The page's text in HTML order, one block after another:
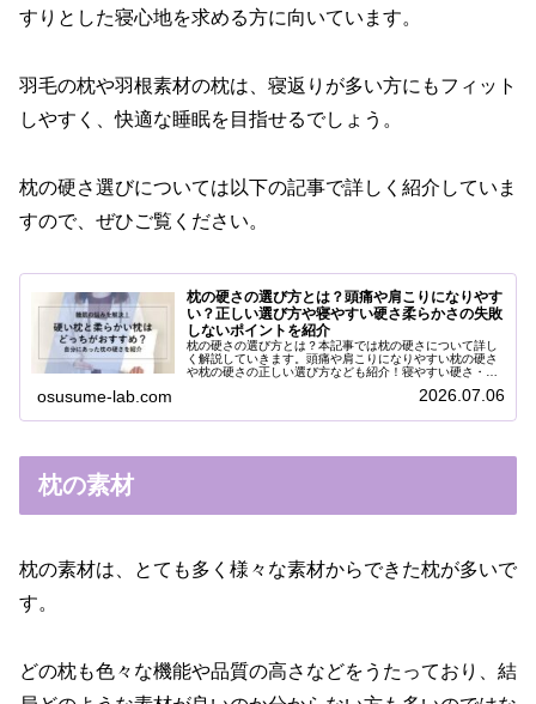
すりとした寝心地を求める方に向いています。
羽毛の枕や羽根素材の枕は、寝返りが多い方にもフィット
しやすく、快適な睡眠を目指せるでしょう。
枕の硬さ選びについては以下の記事で詳しく紹介していま
すので、ぜひご覧ください。
枕の硬さの選び方とは？頭痛や肩こりになりやす
い？正しい選び方や寝やすい硬さ柔らかさの失敗
しないポイントを紹介
枕の硬さの選び方とは？本記事では枕の硬さについて詳し
く解説していきます。頭痛や肩こりになりやすい枕の硬さ
や枕の硬さの正しい選び方なども紹介！寝やすい硬さ・枕
osusume-lab.com 2026.07.06
枕の素材
枕の素材は、とても多く様々な素材からできた枕が多いで
す。
どの枕も色々な機能や品質の高さなどをうたっており、結